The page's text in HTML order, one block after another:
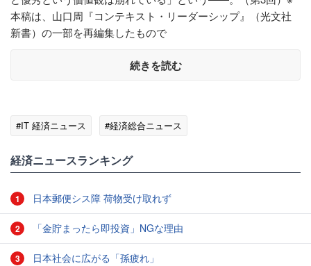
本稿は、山口周『コンテキスト・リーダーシップ』（光文社
新書）の一部を再編集したもので
続きを読む
#IT 経済ニュース #経済総合ニュース
経済ニュースランキング
1 日本郵便シス障 荷物受け取れず
2 「金貯まったら即投資」NGな理由
3 日本社会に広がる「孫疲れ」